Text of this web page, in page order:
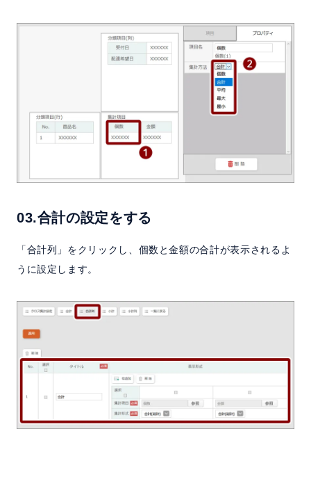
03.合計の設定をする
「合計列」をクリックし、個数と金額の合計が表示されるよ
うに設定します。